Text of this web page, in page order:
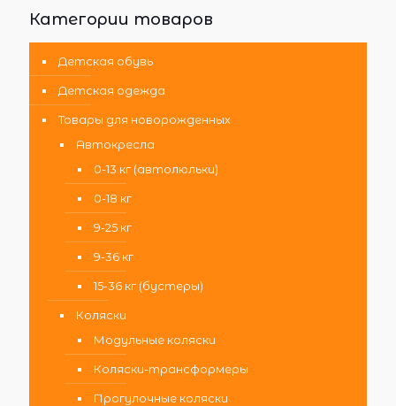
Категории товаров
Детская обувь
Детская одежда
Товары для новорожденных
Автокресла
0-13 кг (автолюльки)
0-18 кг
9-25 кг
9-36 кг
15-36 кг (бустеры)
Коляски
Модульные коляски
Коляски-трансформеры
Прогулочные коляски